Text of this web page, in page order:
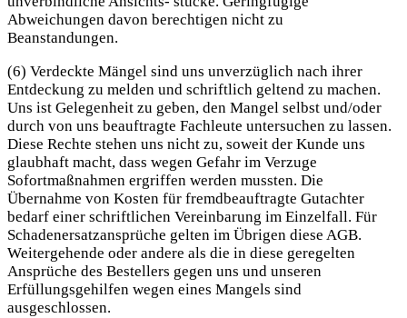
Abweichungen davon berechtigen nicht zu
Beanstandungen.
(6) Verdeckte Mängel sind uns unverzüglich nach ihrer
Entdeckung zu melden und schriftlich geltend zu machen.
Uns ist Gelegenheit zu geben, den Mangel selbst und/oder
durch von uns beauftragte Fachleute untersuchen zu lassen.
Diese Rechte stehen uns nicht zu, soweit der Kunde uns
glaubhaft macht, dass wegen Gefahr im Verzuge
Sofortmaßnahmen ergriffen werden mussten. Die
Übernahme von Kosten für fremdbeauftragte Gutachter
bedarf einer schriftlichen Vereinbarung im Einzelfall. Für
Schadenersatzansprüche gelten im Übrigen diese AGB.
Weitergehende oder andere als die in diese geregelten
Ansprüche des Bestellers gegen uns und unseren
Erfüllungsgehilfen wegen eines Mangels sind
ausgeschlossen.